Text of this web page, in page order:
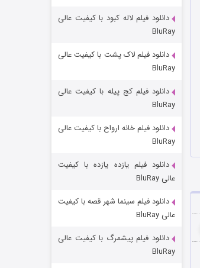
شوهر
دانلود فیلم لاله کبود با کیفیت عالی
BluRay
دانلود فیلم لاک پشت با کیفیت عالی
BluRay
دانلود فیلم کج‌ پیله با کیفیت عالی
BluRay
دانلود فیلم خانه ارواح با کیفیت عالی
BluRay
دانلود فیلم یازده یازده با کیفیت
عالی BluRay
دانلود فیلم سینما شهر قصه با کیفیت
عالی BluRay
دانلود فیلم پیشمرگ با کیفیت عالی
BluRay